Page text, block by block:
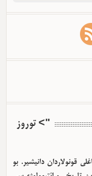
"> توروز
قونولاردان دانیشیر. بو